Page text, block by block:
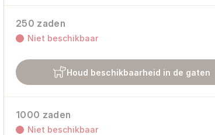
250 zaden
Niet beschikbaar
Houd beschikbaarheid in de gaten
1000 zaden
Niet beschikbaar